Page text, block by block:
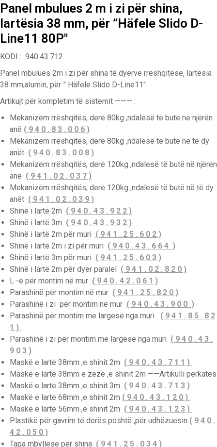
Panel mbulues 2 m i zi për shina,
lartësia 38 mm, për ”Häfele Slido D-
Line11 80P″
KODI : 940.43.712
Panel mbulues 2m i zi për shina të dyerve rrëshqitëse, lartësia
38 mm,alumin, për ” Häfele Slido D-Line11″
Artikujt për kompletim të sistemit ——— :
Mekanizëm rrëshqitës, derë 80kg ,ndalesë të butë në njërën
anë ( 9 4 0 . 8 3 . 0 0 6 )
Mekanizëm rrëshqitës, derë 80kg ,ndalesë të butë në të dy
anët ( 9 4 0 . 8 3 . 0 0 8 )
Mekanizëm rrëshqitës, derë 120kg ,ndalesë të butë në njërën
anë ( 9 4 1 . 0 2 . 0 3 7 )
Mekanizëm rrëshqitës, derë 120kg ,ndalesë të butë në të dy
anët ( 9 4 1 . 0 2 . 0 3 9 )
Shinë i lartë 2m ( 9 4 0 . 4 3 . 9 2 2 )
Shinë i lartë 3m ( 9 4 0 . 4 3 . 9 3 2 )
Shinë i lartë 2m për muri ( 9 4 1 . 2 5 . 6 0 2 )
Shinë i lartë 2m i zi për muri ( 9 4 0 . 4 3 . 6 6 4 )
Shinë i lartë 3m për muri ( 9 4 1 . 2 5 . 6 0 3 )
Shinë i lartë 2m për dyer paralel ( 9 4 1 . 0 2 . 8 2 0 )
L -ë për montim në mur ( 9 4 0 . 4 2 . 0 6 1 )
Parashinë për montim në mur ( 9 4 1 . 2 5 . 8 2 0 )
Parashinë i zi për montim në mur ( 9 4 0 . 4 3 . 9 0 0 )
Parashinë për montim me largesë nga muri ( 9 4 1 . 8 5 . 8 2
1 )
Parashinë i zi për montim me largesë nga muri ( 9 4 0 . 4 3 .
9 0 3 )
Maskë e lartë 38mm ,e shinit 2m ( 9 4 0 . 4 3 . 7 1 1 )
Maskë e lartë 38mm e zezë ,e shinit 2m ——Artikulli përkatës
Maskë e lartë 38mm ,e shinit 3m ( 9 4 0 . 4 3 . 7 1 3 )
Maskë e lartë 68mm ,e shinit 2m ( 9 4 0 . 4 3 . 1 2 0 )
Maskë e lartë 56mm ,e shinit 2m ( 9 4 0 . 4 3 . 1 2 3 )
Plastikë për gavrim të derës poshtë ,për udhëzuesin ( 9 4 0 .
4 2 . 0 5 0 )
Tapa mbyllëse për shina ( 9 4 1 . 2 5 . 0 3 4 )